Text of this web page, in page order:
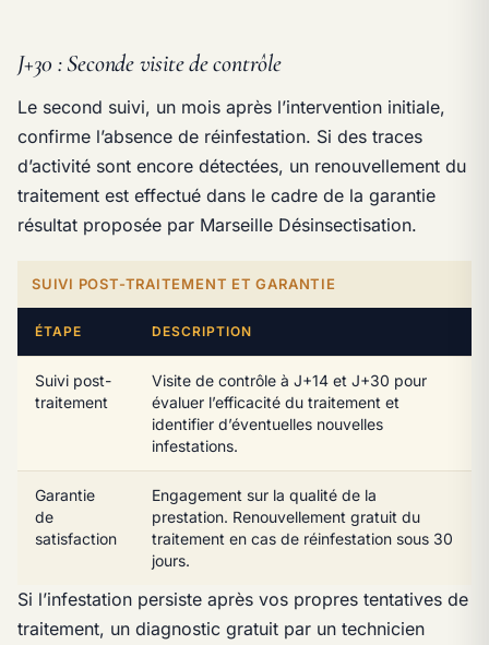
J+30 : Seconde visite de contrôle
Le second suivi, un mois après l’intervention initiale,
confirme l’absence de réinfestation. Si des traces
d’activité sont encore détectées, un renouvellement du
traitement est effectué dans le cadre de la garantie
résultat proposée par Marseille Désinsectisation.
SUIVI POST-TRAITEMENT ET GARANTIE
ÉTAPE DESCRIPTION
Suivi post-
traitement
Visite de contrôle à J+14 et J+30 pour
évaluer l’efficacité du traitement et
identifier d’éventuelles nouvelles
infestations.
Garantie
de
satisfaction
Engagement sur la qualité de la
prestation. Renouvellement gratuit du
traitement en cas de réinfestation sous 30
jours.
Si l’infestation persiste après vos propres tentatives de
traitement, un diagnostic gratuit par un technicien